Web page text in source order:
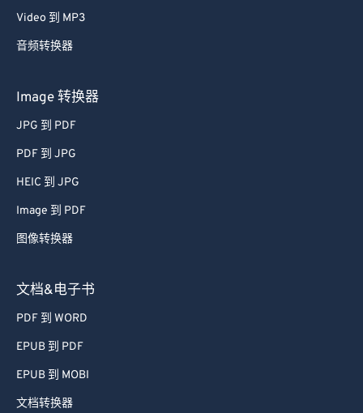
Video 到 MP3
音频转换器
Image 转换器
JPG 到 PDF
PDF 到 JPG
HEIC 到 JPG
Image 到 PDF
图像转换器
文档&电子书
PDF 到 WORD
EPUB 到 PDF
EPUB 到 MOBI
文档转换器